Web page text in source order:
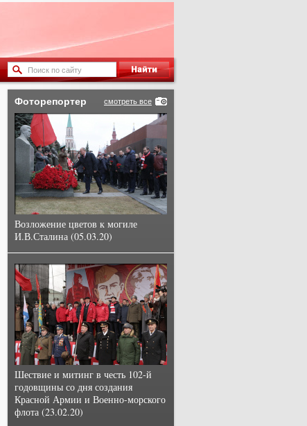
смотреть все
Фоторепортер
Возложение цветов к могиле
И.В.Сталина (05.03.20)
Шествие и митинг в честь 102-й
годовщины со дня создания
Красной Армии и Военно-морского
флота (23.02.20)